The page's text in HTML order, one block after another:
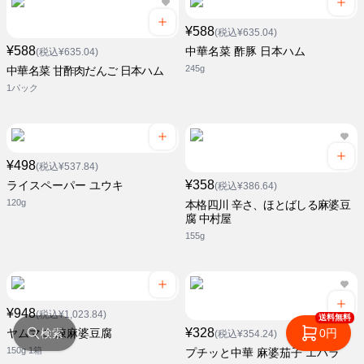
¥588(税込¥635.04)
中華名菜 甘酢肉だんご 日本ハム
1パック
¥588(税込¥635.04)
中華名菜 酢豚 日本ハム
245g
¥498(税込¥537.84)
ライスペーパー ユウキ
120g
¥358(税込¥386.64)
本格四川 辛さ、ほとばしる麻婆豆
腐 中村屋
155g
¥948(税込¥1,023.84)
ヤムマロ 陳麻婆豆腐
150g 1箱
¥328(税込¥354.24)
プチッと中華 麻婆茄子 エバラ
検索
送料無料
0円